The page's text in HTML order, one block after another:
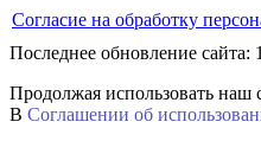
Согласие на обработку
Последнее обновление сайта:
Продолжая использовать наш
В Соглашении об